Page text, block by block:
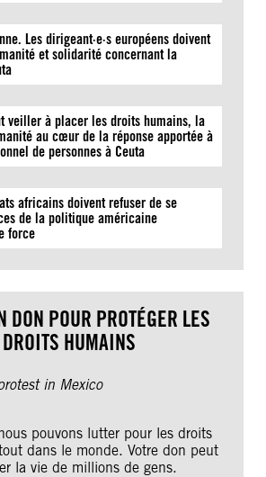
Les dirigeant·e·s européens doivent
et solidarité concernant la
veiller à placer les droits humains, la
au cœur de la réponse apportée à
de personnes à Ceuta
africains doivent refuser de se
de la politique américaine
force
DON POUR PROTÉGER LES
DROITS HUMAINS
pouvons lutter pour les droits
dans le monde. Votre don peut
la vie de millions de gens.